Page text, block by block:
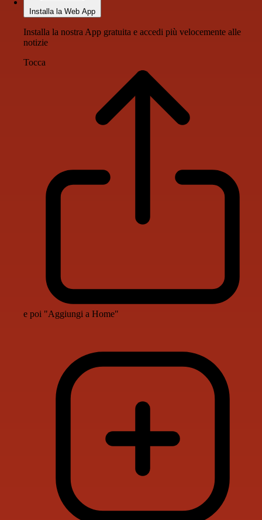
Installa la Web App
Installa la nostra App gratuita e accedi più velocemente alle
notizie
Tocca
e poi "Aggiungi a Home"